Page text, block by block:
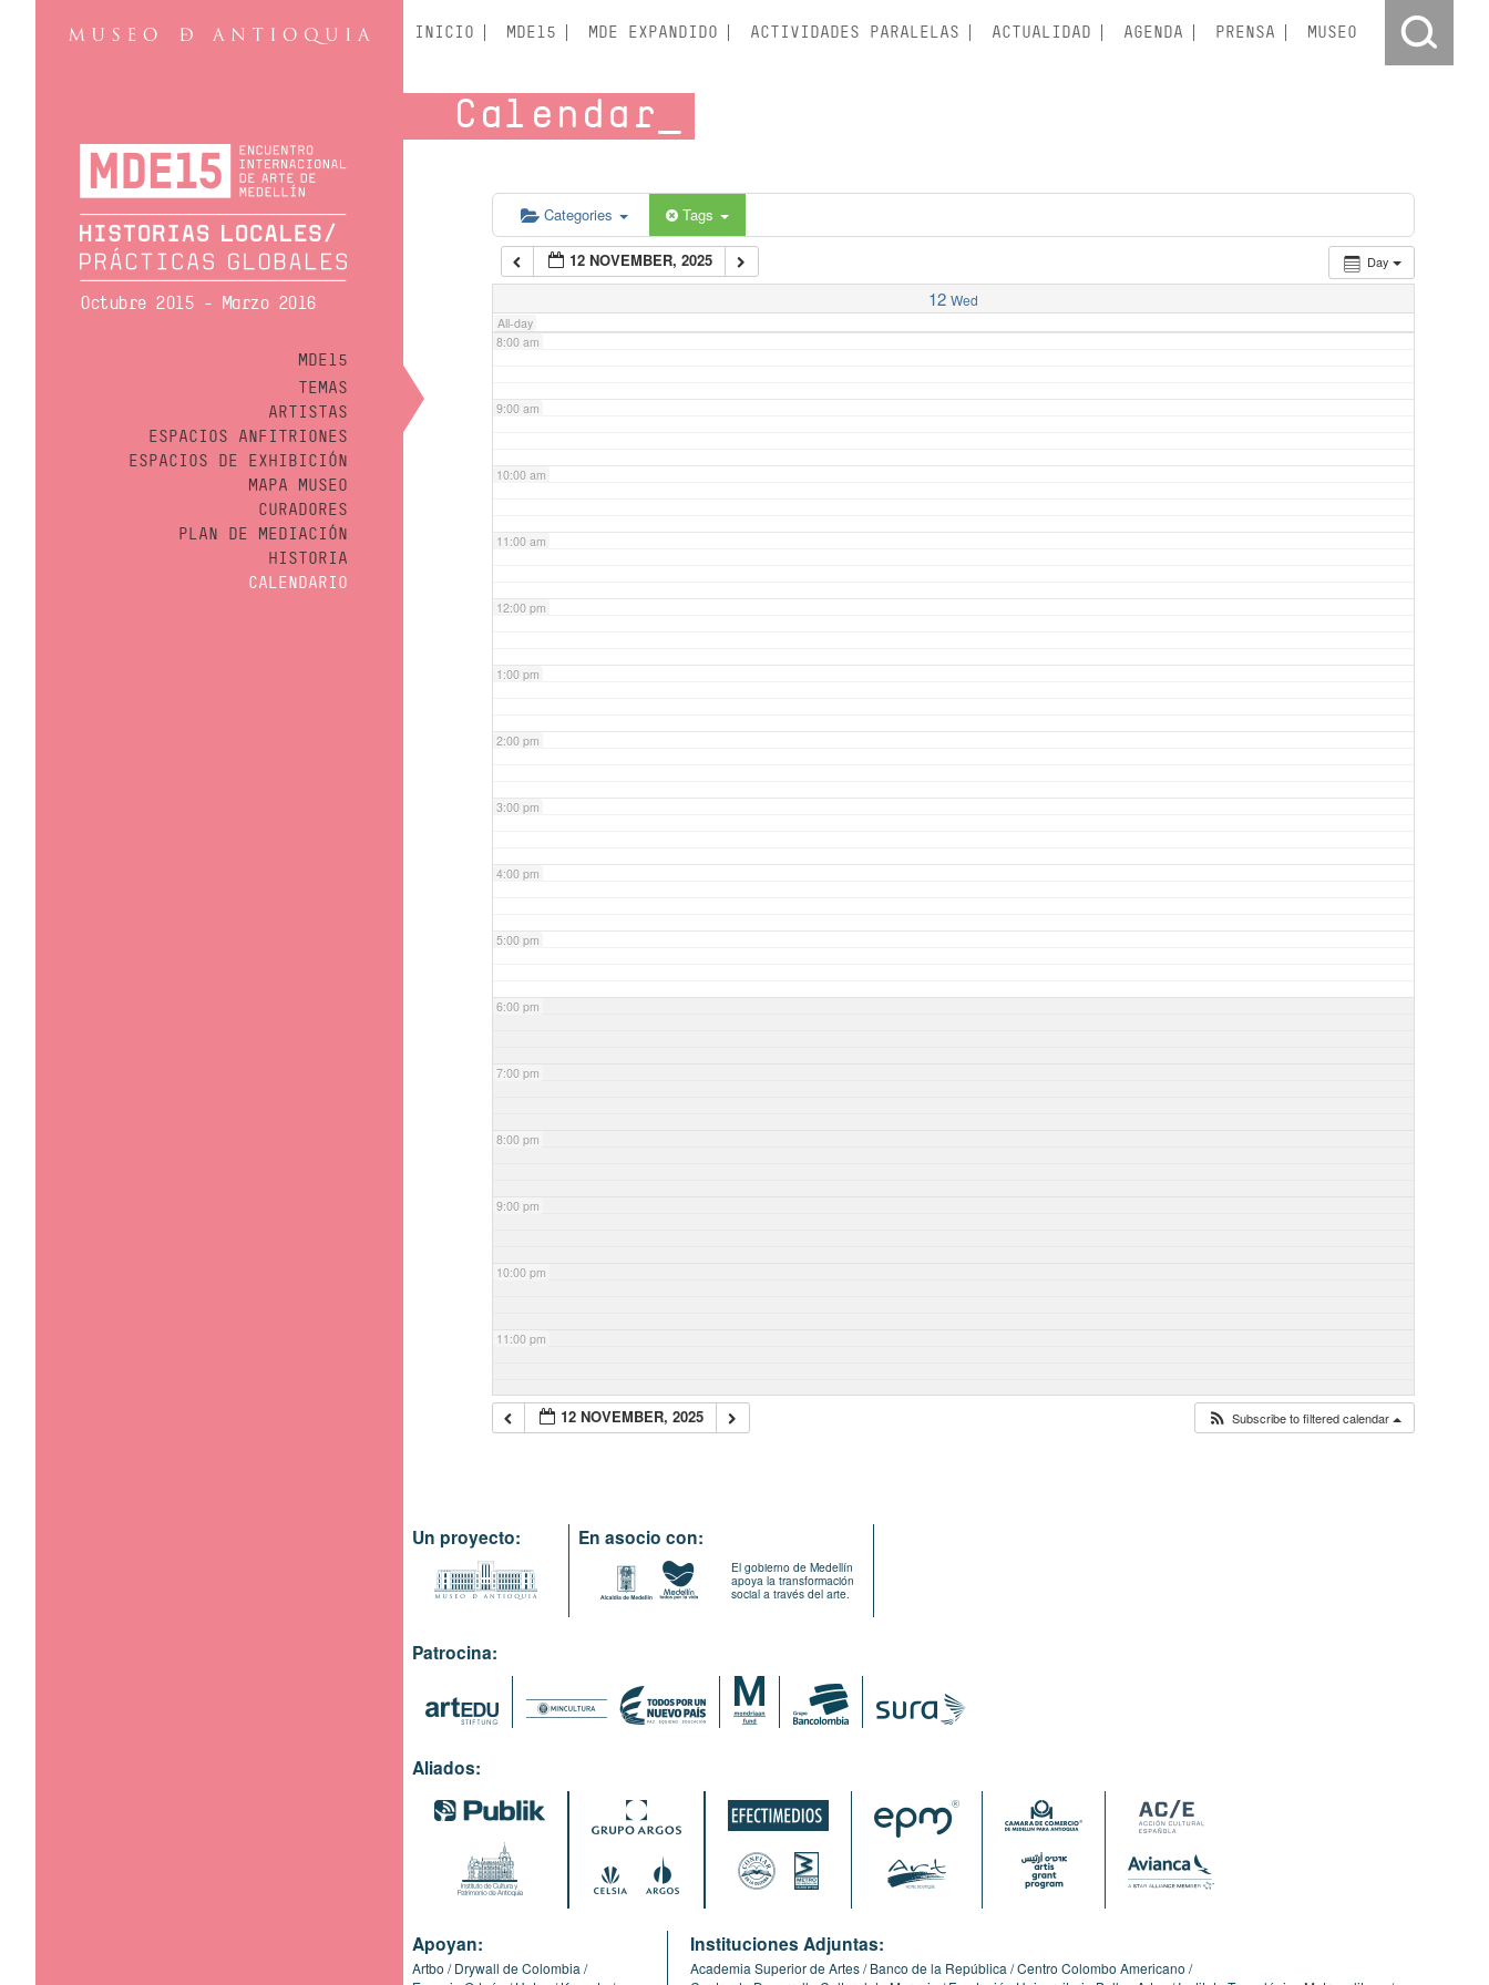
Octubre 2015 - Marzo 2016
MDE15
TEMAS
ARTISTAS
ESPACIOS ANFITRIONES
ESPACIOS DE EXHIBICIÓN
MAPA MUSEO
CURADORES
PLAN DE MEDIACIÓN
HISTORIA
CALENDARIO
INICIO MDE15 MDE EXPANDIDO ACTIVIDADES PARALELAS ACTUALIDAD AGENDA PRENSA MUSEO
Calendar
Categories Tags
Day
12 NOVEMBER, 2025
12 Wed
All-day
5:00 am
6:00 am
7:00 am
8:00 am
9:00 am
10:00 am
11:00 am
12:00 pm
1:00 pm
2:00 pm
3:00 pm
4:00 pm
5:00 pm
6:00 pm
7:00 pm
8:00 pm
9:00 pm
10:00 pm
11:00 pm
12 NOVEMBER, 2025 Subscribe to filtered calendar
Un proyecto: En asocio con:
El gobierno de Medellín
apoya la transformación
social a través del arte.
Patrocina:
Aliados:
Apoyan:
Artbo
Drywall de Colombia
Instituciones Adjuntas:
Academia Superior de Artes Banco de la República Centro Colombo Americano